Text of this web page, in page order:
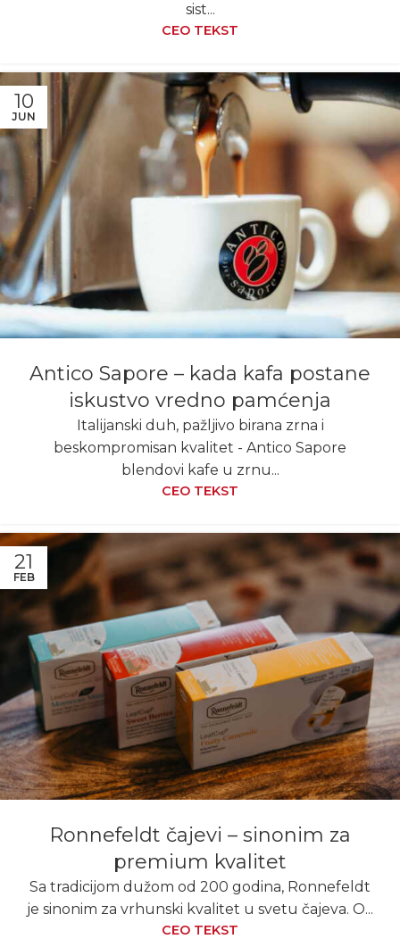
sist...
CEO TEKST
10
JUN
Antico Sapore – kada kafa postane
iskustvo vredno pamćenja
Italijanski duh, pažljivo birana zrna i
beskompromisan kvalitet - Antico Sapore
blendovi kafe u zrnu...
CEO TEKST
21
FEB
Ronnefeldt čajevi – sinonim za
premium kvalitet
Sa tradicijom dužom od 200 godina, Ronnefeldt
je sinonim za vrhunski kvalitet u svetu čajeva. O...
CEO TEKST